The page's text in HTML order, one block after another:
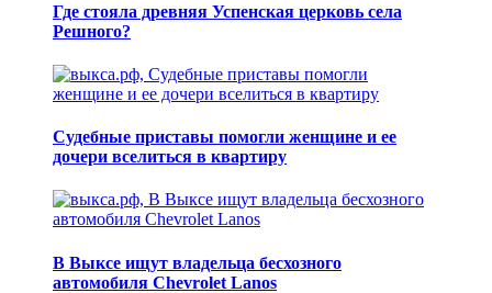
Где стояла древняя Успенская церковь села
Решного?
Судебные приставы помогли женщине и ее
дочери вселиться в квартиру
В Выксе ищут владельца бесхозного
автомобиля Chevrolet Lanos